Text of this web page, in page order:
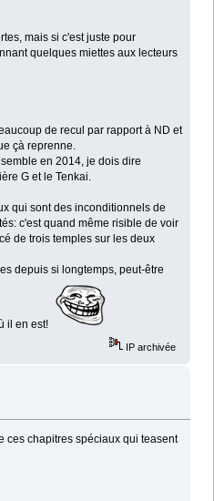
mais si c'est juste pour
quelques miettes aux lecteurs
de recul par rapport à ND et
çà reprenne.
en 2014, je dois dire
G et le Tenkai.
qui sont des inconditionnels de
c'est quand même risible de voir
de trois temples sur les deux
depuis si longtemps, peut-être
il en est!
IP archivée
ces chapitres spéciaux qui teasent